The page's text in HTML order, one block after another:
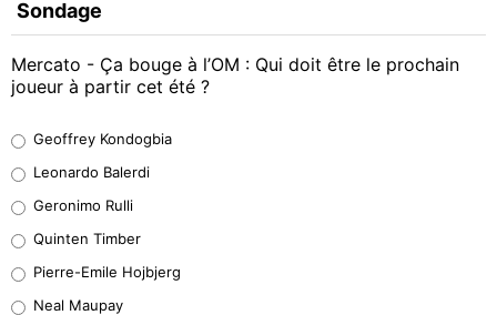
Sondage
Mercato - Ça bouge à l’OM : Qui doit être le prochain
joueur à partir cet été ?
38%
32%
5%
Geoffrey Kondogbia
Leonardo Balerdi
Geronimo Rulli
Quinten Timber
Pierre-Emile Hojbjerg
Neal Maupay